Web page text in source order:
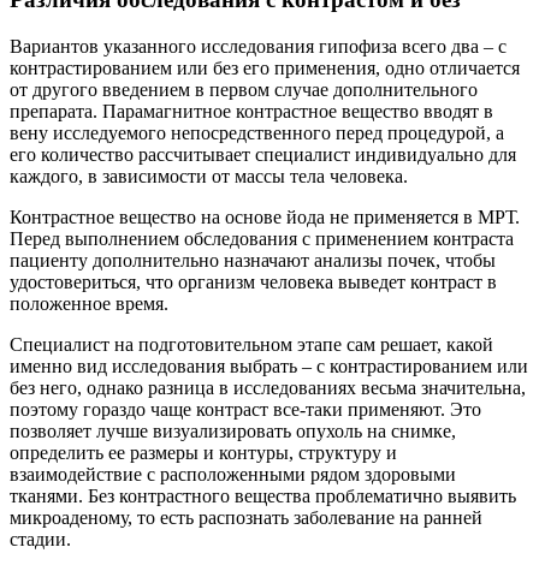
Вариантов указанного исследования гипофиза всего два – с
контрастированием или без его применения, одно отличается
от другого введением в первом случае дополнительного
препарата. Парамагнитное контрастное вещество вводят в
вену исследуемого непосредственного перед процедурой, а
его количество рассчитывает специалист индивидуально для
каждого, в зависимости от массы тела человека.
Контрастное вещество на основе йода не применяется в МРТ.
Перед выполнением обследования с применением контраста
пациенту дополнительно назначают анализы почек, чтобы
удостовериться, что организм человека выведет контраст в
положенное время.
Специалист на подготовительном этапе сам решает, какой
именно вид исследования выбрать – с контрастированием или
без него, однако разница в исследованиях весьма значительна,
поэтому гораздо чаще контраст все-таки применяют. Это
позволяет лучше визуализировать опухоль на снимке,
определить ее размеры и контуры, структуру и
взаимодействие с расположенными рядом здоровыми
тканями. Без контрастного вещества проблематично выявить
микроаденому, то есть распознать заболевание на ранней
стадии.